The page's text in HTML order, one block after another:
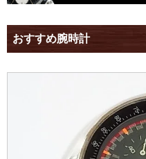
おすすめ腕時計